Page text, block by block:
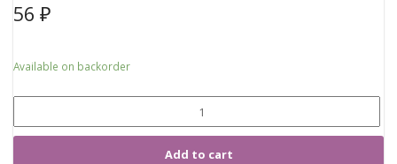
56 ₽
Available on backorder
Add to cart